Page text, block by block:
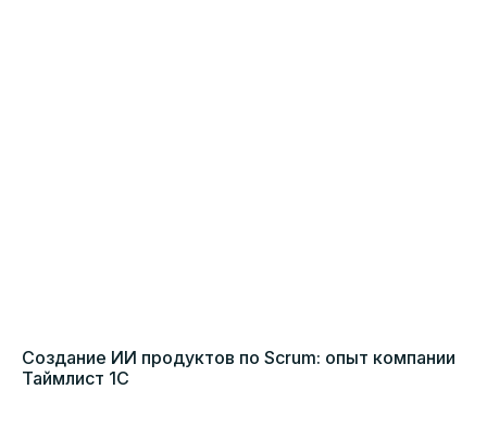
Создание ИИ продуктов по Scrum: опыт компании
Таймлист 1С